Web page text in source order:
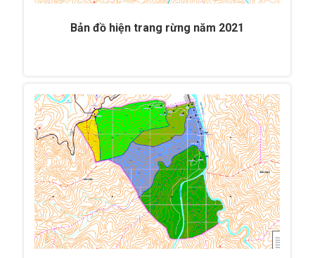
Bản đồ hiện trang rừng năm 2021